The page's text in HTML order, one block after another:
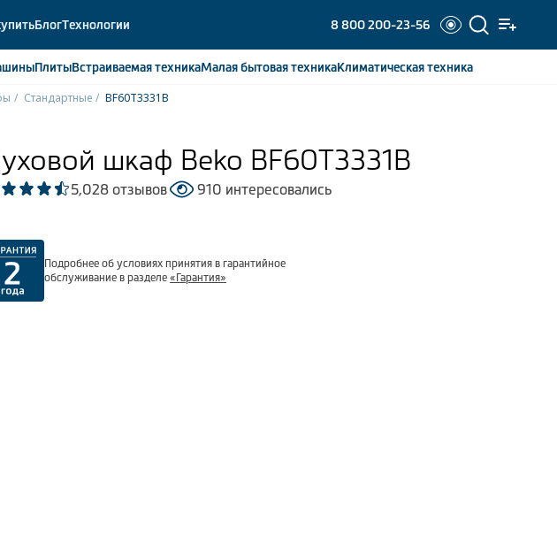
БлогТехнологии 8 800 200-23-56
ПлитыВстраиваемаятехникаМалая бытоваятехникаКлиматическаятехника
Стандартные BF60T3331B
шкаф Beko BF60T3331B
5,028 отзывов 910 интересовались
Подробнее об условиях принятия в гарантийное
обслуживание в разделе «Гарантия»